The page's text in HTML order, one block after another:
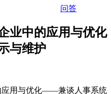
问答
业中的应用与优化
与维护